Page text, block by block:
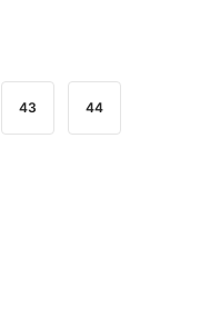
43 44